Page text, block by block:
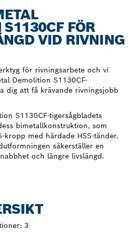
FÖR
VID RIVNING
för rivningsarbete och vi
Demolition S1130CF-
dig att få krävande rivningsjobb
S1130CF-tigersågbladets
bimetallkonstruktion, som
kropp med härdade HSS-tänder.
säkerställer en
och längre livslängd.
3